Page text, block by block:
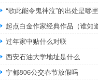
“歌此能令鬼神泣”的出处是哪里
过年家中贴什么对联
西安石油大学地址是什么
宁都806公交春节放假吗